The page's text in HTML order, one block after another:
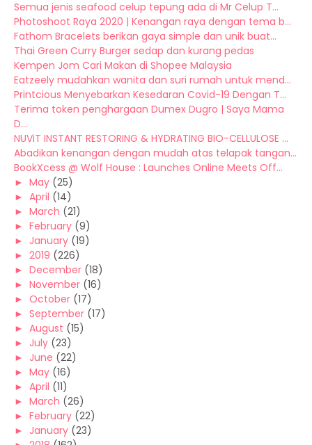
Semua jenis seafood celup tepung ada di Mr Celup T...
Photoshoot Raya 2020 | Kenangan raya dengan tema b...
Fathom Bracelets berikan gaya simple dan unik buat...
Thai Green Curry Burger sedap dan kurang pedas
Kempen Jom Cari Makan di Shopee Malaysia
Eatzeely mudahkan wanita dan suri rumah untuk mend...
Printcious Menyebarkan Kesedaran Covid-19 Dengan T...
Terima token penghargaan Dumex Dugro | Saya Mama
D...
NUViT INSTANT RESTORING & HYDRATING BIO-CELLULOSE ...
Abadikan kenangan dengan mudah atas telapak tangan...
BookXcess @ Wolf House : Launches Online Meets Off...
► May (25)
► April (14)
► March (21)
► February (9)
► January (19)
► 2019 (226)
► December (18)
► November (16)
► October (17)
► September (17)
► August (15)
► July (23)
► June (22)
► May (16)
► April (11)
► March (26)
► February (22)
► January (23)